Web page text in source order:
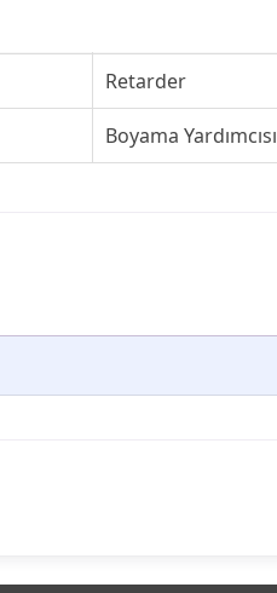
Retarder
Boyama Yardımcısı